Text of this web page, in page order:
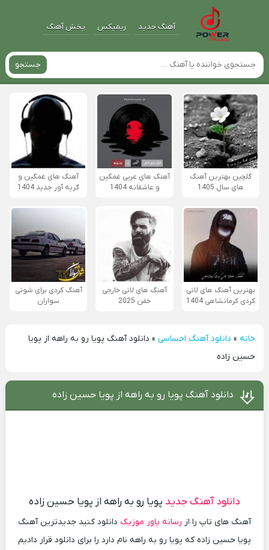
آهنگ جدید ریمیکس پخش آهنگ
جستجو
گلچین بهترین آهنگ
های سال 1405
آهنگ های عربی غمگین
و عاشقانه 1404
آهنگ های غمگین و
گریه آور جدید 1404
بهترین آهنگ های لاتی
کردی کرمانشاهی 1404
آهنگ های لاتی خارجی
خفن 2025
آهنگ کردی برای شوتی
سواران
خانه» دانلود آهنگ احساسی» دانلود آهنگ پویا رو به راهه از پویا
حسین زاده
دانلود آهنگ پویا رو به راهه از پویا حسین زاده
دانلود آهنگ جدید پویا رو به راهه از پویا حسین زاده
آهنگ های تاپ را از رسانه پاور موزیک دانلود کنید جدیدترین آهنگ
پویا حسین زاده که پویا رو به راهه نام دارد را برای دانلود قرار دادیم